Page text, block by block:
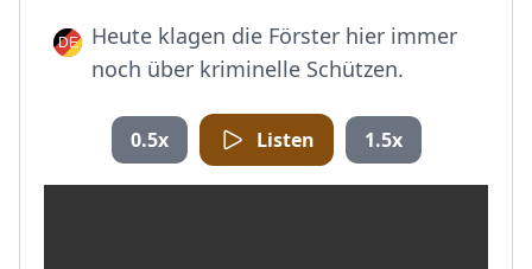
Heute klagen die Förster hier immer
noch über kriminelle Schützen.
0.5x Listen 1.5x